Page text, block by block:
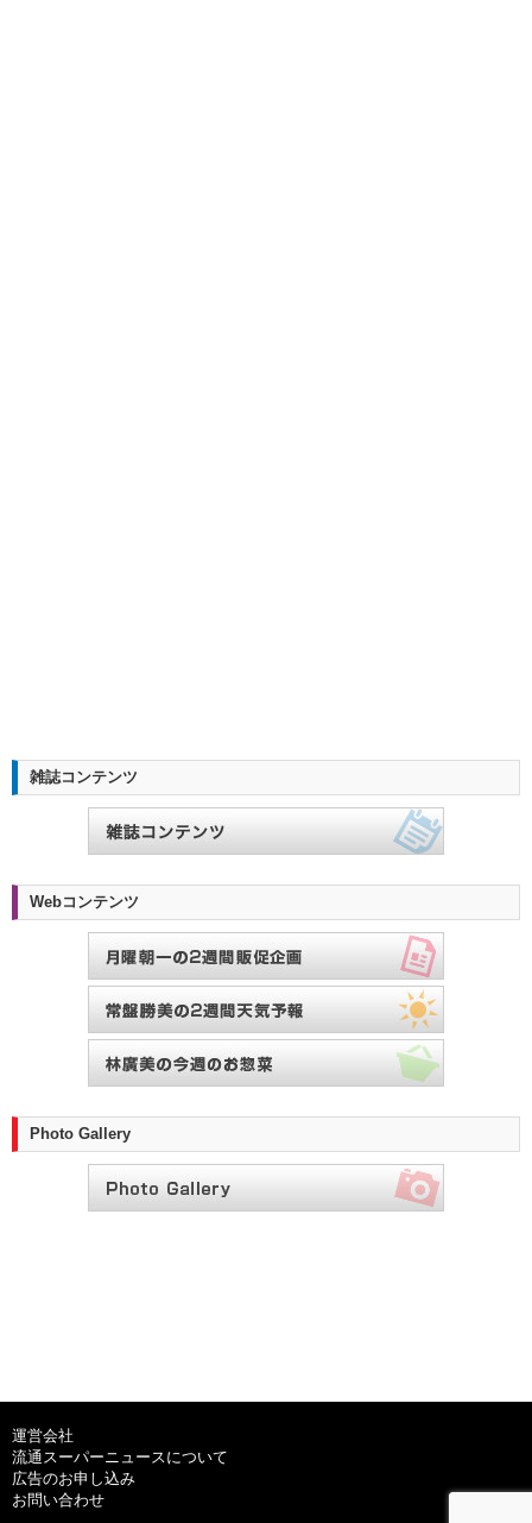
雑誌コンテンツ
Webコンテンツ
Photo Gallery
運営会社
流通スーパーニュースについて
広告のお申し込み
お問い合わせ